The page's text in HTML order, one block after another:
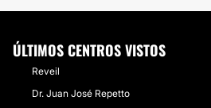
ÚLTIMOS CENTROS VISTOS
Reveil
Dr. Juan José Repetto